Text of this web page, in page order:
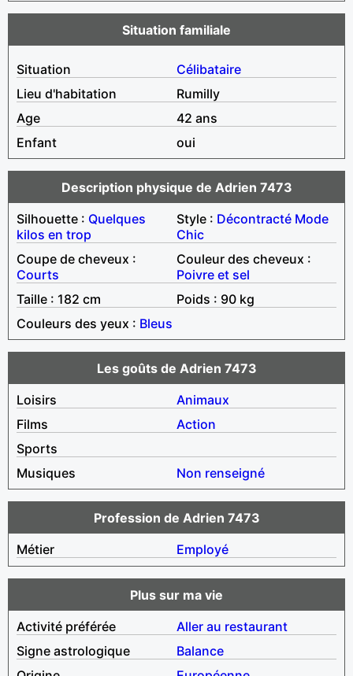
Situation familiale
Situation
Célibataire
Lieu d'habitation
Rumilly
Age
42 ans
Enfant
oui
Description physique de Adrien 7473
Silhouette : Quelques
kilos en trop
Style : Décontracté Mode
Chic
Coupe de cheveux :
Courts
Couleur des cheveux :
Poivre et sel
Taille : 182 cm
Poids : 90 kg
Couleurs des yeux : Bleus
Les goûts de Adrien 7473
Loisirs
Animaux
Films
Action
Sports
Musiques
Non renseigné
Profession de Adrien 7473
Métier
Employé
Plus sur ma vie
Activité préférée
Aller au restaurant
Signe astrologique
Balance